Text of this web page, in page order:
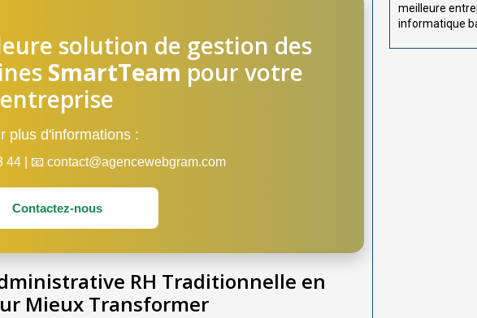
solution de gestion des
SmartTeam pour votre
entreprise
plus d'informations :
44 | 📧 contact@agencewebgram.com
Contactez-nous
RH Traditionnelle en
Mieux Transformer
meilleure
informatique